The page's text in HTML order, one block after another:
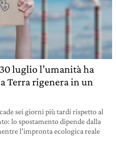
luglio l’umanità ha
Terra rigenera in un
sei giorni più tardi rispetto al
lo spostamento dipende dalla
l’impronta ecologica reale